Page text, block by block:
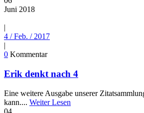
Juni 2018
|
4 / Feb. / 2017
|
0 Kommentar
Erik denkt nach 4
Eine weitere Ausgabe unserer
kann.... Weiter Lesen
04